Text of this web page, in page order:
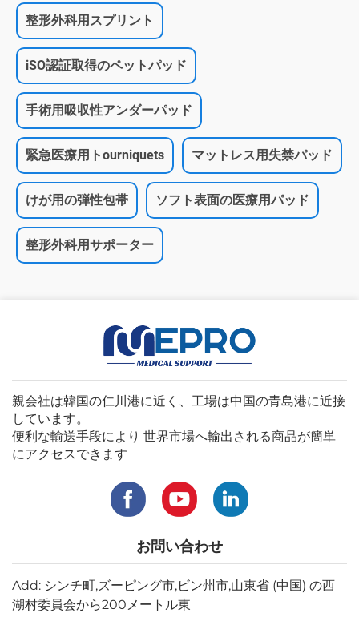
整形外科用スプリント
iSO認証取得のペットパッド
手術用吸収性アンダーパッド
緊急医療用トourniquets マットレス用失禁パッド
けが用の弾性包帯 ソフト表面の医療用パッド
整形外科用サポーター
親会社は韓国の仁川港に近く、工場は中国の青島港に近接
しています。
便利な輸送手段により 世界市場へ輸出される商品が簡単
にアクセスできます
お問い合わせ
Add: シンチ町,ズーピング市,ビン州市,山東省 (中国) の西
湖村委員会から200メートル東